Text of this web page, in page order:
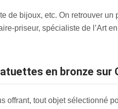
de bijoux, etc. On retrouver
priseur, spécialiste de l’Art
en bronze sur
offrant, tout objet sélectionné